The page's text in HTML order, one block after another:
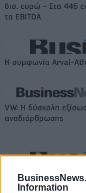
Information
δισ. ευρώ – Στα 446
τα EBITDA
Η συμφωνία Arval-
VW: Η δύσκολη
αναδιάρθρωσης
Alpha Bank: Για
πύλες του σε όλους